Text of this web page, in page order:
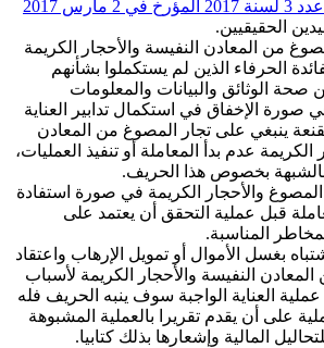
2017
الحقيقيين.
من المعادن النفيسة والأحجار الكريمة
الحرفاء الذين لم يستكملوا بشأنهم
صحة الوثائق والبيانات والمعلومات
صورة الإخفاق في استكمال تدابير العناية
ينبغي على تجار المصوغ من المعادن
الكريمة عدم بدأ المعاملة أو تنفيذ العمليات،
بالشبهة بخصوص هذا الحريف.
والأحجار الكريمة في صورة استفادة
قبل عملية التحقق أن يعتمد على
المناسبة.
بغسل الأموال أو تمويل الإرهاب واعتقاد
النفيسة والأحجار الكريمة لأسباب
العناية الواجبة سوف ينبه الحريف فله
على أن يقدم تقريرا بالعملية المشبوهة
المالية وإشعارها بذلك كتابيا.